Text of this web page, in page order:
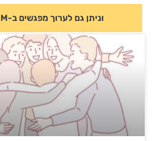
וניתן גם לערוך מפגשים ב-ZOOM